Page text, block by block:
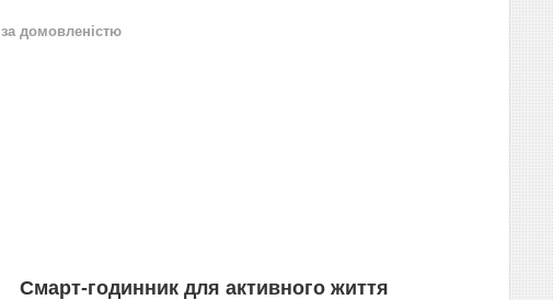
за домовленістю
Смарт-годинник для активного життя